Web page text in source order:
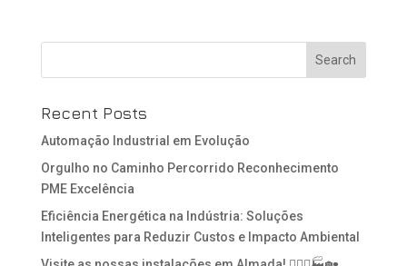
Recent Posts
Automação Industrial em Evolução
Orgulho no Caminho Percorrido Reconhecimento
PME Excelência
Eficiência Energética na Indústria: Soluções
Inteligentes para Reduzir Custos e Impacto Ambiental